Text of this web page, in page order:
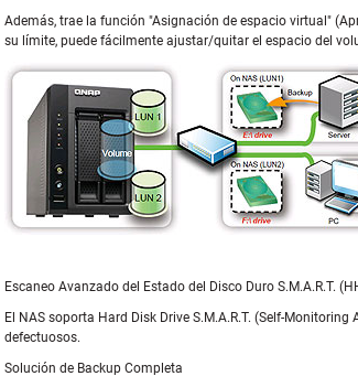
Además, trae la función "Asignación de espacio virtual"
su límite, puede fácilmente ajustar/quitar el espacio del
Escaneo Avanzado del Estado del Disco Duro S.M.A.R.T.
El NAS soporta Hard Disk Drive S.M.A.R.T. (Self-
defectuosos.
Solución de Backup Completa